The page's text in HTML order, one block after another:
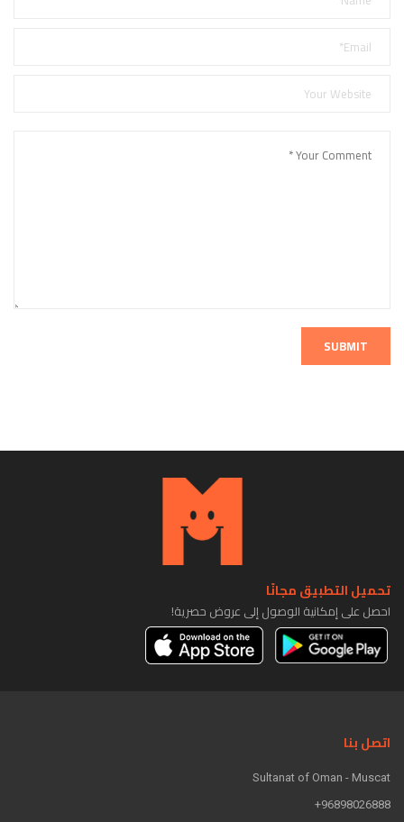
SUBMIT
تحميل التطبيق مجانًا
احصل على إمكانية الوصول إلى عروض حصرية!
اتصل بنا
Sultanat of Oman - Muscat
96898026888+